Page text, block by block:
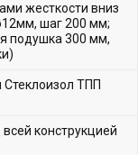
жесткости вниз
шаг 200 мм;
подушка 300 мм,
ТПП
конструкцией